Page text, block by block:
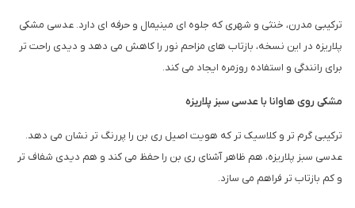
ترکیبی مدرن، خنثی و شهری که جلوه ای مینیمال و حرفه ای دارد. عدسی مشکی
پلاریزه در این نسخه، بازتاب های مزاحم نور را کاهش می دهد و دیدی راحت تر
برای رانندگی و استفاده روزمره ایجاد می کند.
مشکی روی هاوانا با عدسی سبز پلاریزه
ترکیبی گرم تر و کلاسیک تر که هویت اصیل ری بن را پررنگ تر نشان می دهد.
عدسی سبز پلاریزه، هم ظاهر آشنای ری بن را حفظ می کند و هم دیدی شفاف تر
و کم بازتاب تر فراهم می سازد.